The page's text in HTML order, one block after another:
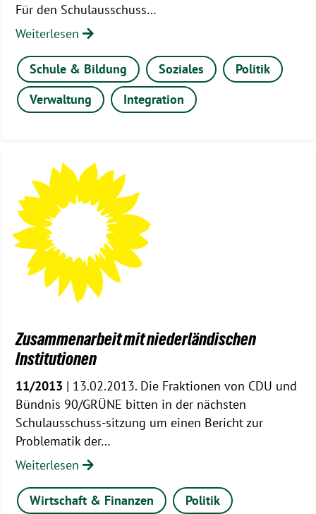
Für den Schulausschuss…
Weiterlesen
Schule & Bildung Soziales
Politik
Verwaltung
Integration
Zusammenarbeit mit niederländischen
Institutionen
11/2013 | 13.02.2013. Die Fraktionen von CDU und
Bündnis 90/GRÜNE bitten in der nächsten
Schulausschuss-sitzung um einen Bericht zur
Problematik der…
Weiterlesen
Wirtschaft & Finanzen
Politik